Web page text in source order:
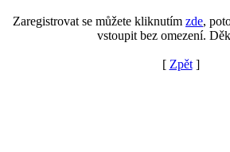
Zaregistrovat se můžete kliknutím zde,
vstoupit bez omezení.
[ Zpět]